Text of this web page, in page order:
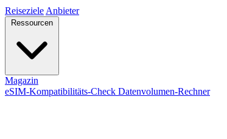
Reiseziele Anbieter
Magazin
eSIM-Kompatibilitäts-Check Datenvolumen-Rechner